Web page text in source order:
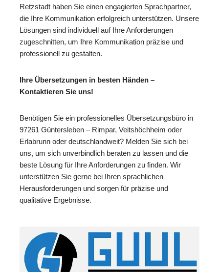
Retzstadt haben Sie einen engagierten Sprachpartner,
die Ihre Kommunikation erfolgreich unterstützen. Unsere
Lösungen sind individuell auf Ihre Anforderungen
zugeschnitten, um Ihre Kommunikation präzise und
professionell zu gestalten.
Ihre Übersetzungen in besten Händen –
Kontaktieren Sie uns!
Benötigen Sie ein professionelles Übersetzungsbüro in
97261 Güntersleben – Rimpar, Veitshöchheim oder
Erlabrunn oder deutschlandweit? Melden Sie sich bei
uns, um sich unverbindlich beraten zu lassen und die
beste Lösung für Ihre Anforderungen zu finden. Wir
unterstützen Sie gerne bei Ihren sprachlichen
Herausforderungen und sorgen für präzise und
qualitative Ergebnisse.